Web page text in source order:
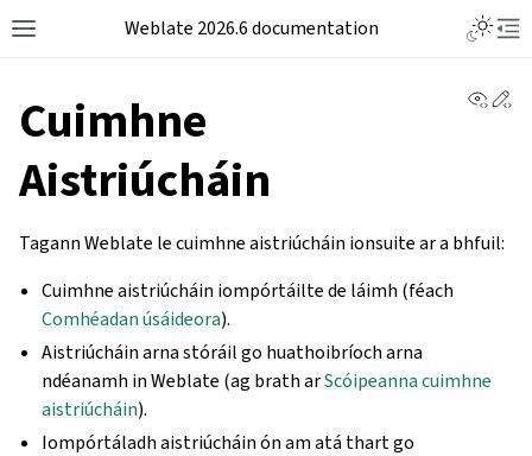
Weblate 2026.6 documentation
Cuimhne
Aistriúcháin
Tagann Weblate le cuimhne aistriúcháin ionsuite ar a bhfuil:
Cuimhne aistriúcháin iompórtáilte de láimh (féach
Comhéadan úsáideora).
Aistriúcháin arna stóráil go huathoibríoch arna
ndéanamh in Weblate (ag brath arScóipeanna cuimhne
aistriúcháin).
Iompórtáladh aistriúcháin ón am atá thart go